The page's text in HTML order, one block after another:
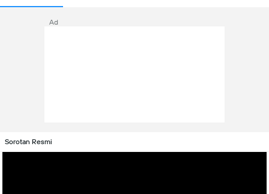
Ad
Sorotan Resmi